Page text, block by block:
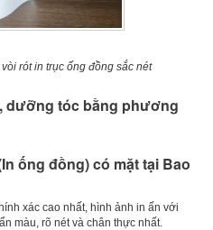
rót in trục ống đồng sắc nét
dưỡng tóc bằng phương
ống đồng) có mặt tại Bao
xác cao nhất, hình ảnh in ấn với
màu, rõ nét và chân thực nhất.